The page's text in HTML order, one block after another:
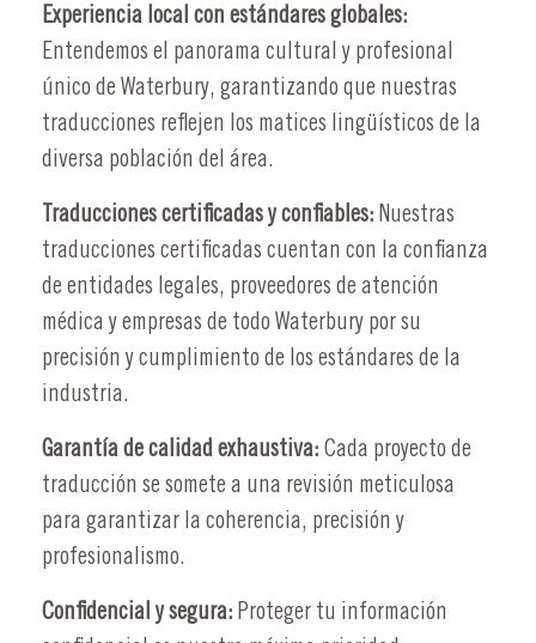
Experiencia local con estándares globales:
Entendemos el panorama cultural y profesional
único de Waterbury, garantizando que nuestras
traducciones reflejen los matices lingüísticos de la
diversa población del área.
Traducciones certificadas y confiables: Nuestras
traducciones certificadas cuentan con la confianza
de entidades legales, proveedores de atención
médica y empresas de todo Waterbury por su
precisión y cumplimiento de los estándares de la
industria.
Garantía de calidad exhaustiva: Cada proyecto de
traducción se somete a una revisión meticulosa
para garantizar la coherencia, precisión y
profesionalismo.
Confidencial y segura: Proteger tu información